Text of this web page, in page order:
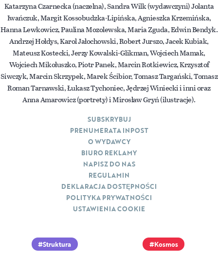
Katarzyna Czarnecka (naczelna), Sandra Wilk (wydawczyni) Jolanta
Iwańczuk, Margit Kossobudzka-Lipińska, Agnieszka Krzemińska,
Hanna Lewkowicz, Paulina Mozolewska, Maria Zguda, Edwin Bendyk.
Andrzej Hołdys, Karol Jałochowski, Robert Jurszo, Jacek Kubiak,
Mateusz Kostecki, Jerzy Kowalski-Glikman, Wojciech Mamak,
Wojciech Mikołuszko, Piotr Panek, Marcin Rotkiewicz, Krzysztof
Siwczyk, Marcin Skrzypek, Marek Ścibior, Tomasz Targański, Tomasz
Roman Tarnawski, Łukasz Tychoniec, Jędrzej Winiecki i inni oraz
Anna Amarowicz (portrety) i Mirosław Gryń (ilustracje).
Struktura Kosmos
SUBSKRYBUJ
PRENUMERATA INPOST
O WYDAWCY
BIURO REKLAMY
NAPISZ DO NAS
REGULAMIN
DEKLARACJA DOSTĘPNOŚCI
POLITYKA PRYWATNOŚCI
USTAWIENIA COOKIE